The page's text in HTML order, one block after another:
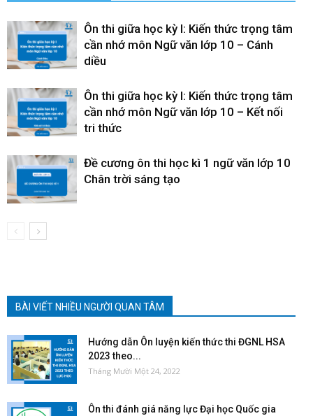
Ôn thi giữa học kỳ I: Kiến thức trọng tâm
cần nhớ môn Ngữ văn lớp 10 – Cánh
diều
Ôn thi giữa học kỳ I: Kiến thức trọng tâm
cần nhớ môn Ngữ văn lớp 10 – Kết nối
tri thức
Đề cương ôn thi học kì 1 ngữ văn lớp 10
Chân trời sáng tạo
BÀI VIẾT NHIỀU NGƯỜI QUAN TÂM
Hướng dẫn Ôn luyện kiến thức thi ĐGNL HSA
2023 theo...
Tháng Mười Một 24, 2022
Ôn thi đánh giá năng lực Đại học Quốc gia